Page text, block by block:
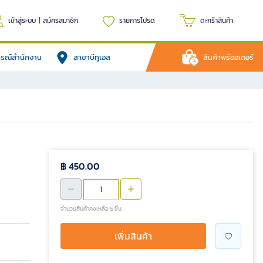
เข้าสู่ระบบ | สมัครสมาชิก รายการโปรด ตะกร้าสินค้า
รณ์สำนักงาน สาขาบีทูเอส สินค้าพรีออเดอร์
฿ 450.00
จำนวนสินค้าคงเหลือ 6 ชิ้น
เพิ่มสินค้า